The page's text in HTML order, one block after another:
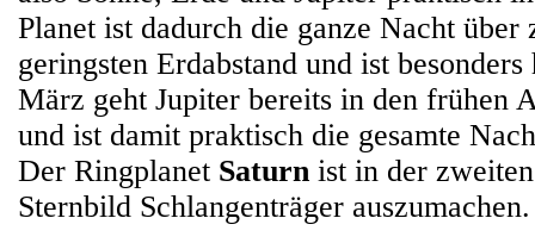
Planet ist dadurch die ganze Nacht über
geringsten Erdabstand und ist
März geht Jupiter bereits in den frühen
und ist damit praktisch die gesamte
Der Ringplanet Saturn ist in der
Sternbild Schlangenträger auszumachen.